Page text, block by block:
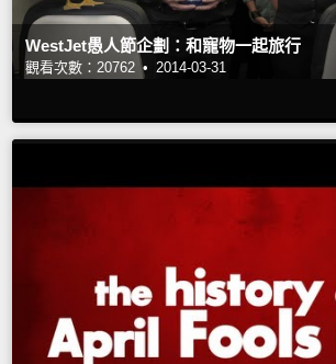
WestJet愚人節企劃：和寵物一起旅行
觀看次數：20762 • 2014-03-31